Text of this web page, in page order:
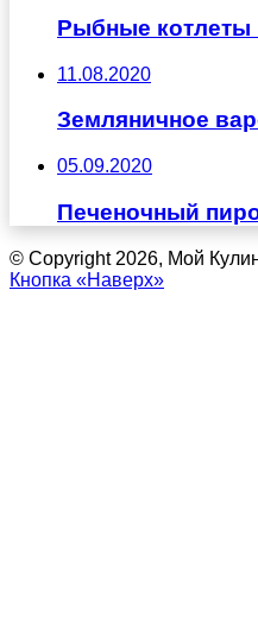
Рыбные котлеты
11.08.2020
Земляничное
05.09.2020
Печеночный
© Copyright 2026, Мой
Кнопка «Наверх»